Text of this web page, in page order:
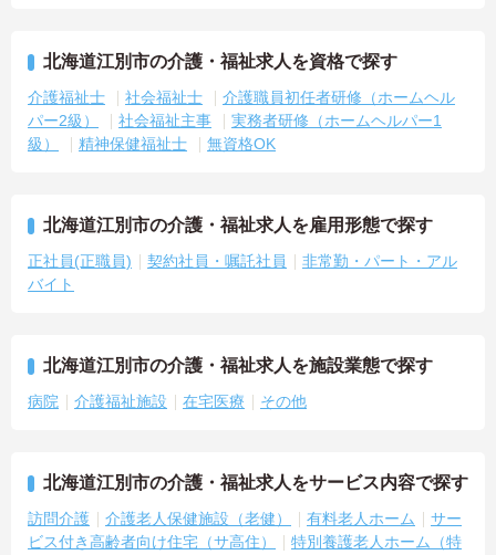
北海道江別市の介護・福祉求人を資格で探す
介護福祉士 社会福祉士
介護職員初任者研修（ホームヘル
パー2級）
社会福祉主事
実務者研修（ホームヘルパー1
級）
精神保健福祉士 無資格OK
北海道江別市の介護・福祉求人を雇用形態で探す
正社員(正職員) 契約社員・嘱託社員
非常勤・パート・アル
バイト
北海道江別市の介護・福祉求人を施設業態で探す
病院 介護福祉施設 在宅医療 その他
北海道江別市の介護・福祉求人をサービス内容で探す
訪問介護 介護老人保健施設（老健） 有料老人ホーム
サー
ビス付き高齢者向け住宅（サ高住）
特別養護老人ホーム（特